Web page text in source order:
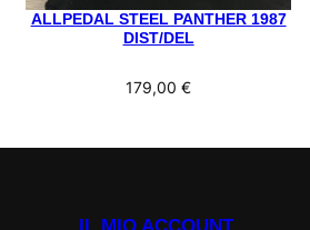
ALLPEDAL STEEL PANTHER 1987
DIST/DEL
179,00€